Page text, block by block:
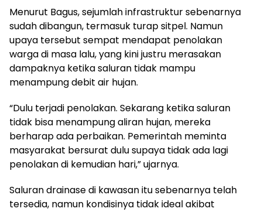
Menurut Bagus, sejumlah infrastruktur sebenarnya
sudah dibangun, termasuk turap sitpel. Namun
upaya tersebut sempat mendapat penolakan
warga di masa lalu, yang kini justru merasakan
dampaknya ketika saluran tidak mampu
menampung debit air hujan.
“Dulu terjadi penolakan. Sekarang ketika saluran
tidak bisa menampung aliran hujan, mereka
berharap ada perbaikan. Pemerintah meminta
masyarakat bersurat dulu supaya tidak ada lagi
penolakan di kemudian hari,” ujarnya.
Saluran drainase di kawasan itu sebenarnya telah
tersedia, namun kondisinya tidak ideal akibat